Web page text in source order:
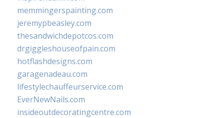
memmingerspainting.com
jeremypbeasley.com
thesandwichdepotcos.com
drgiggleshouseofpain.com
hotflashdesigns.com
garagenadeau.com
lifestylechauffeurservice.com
EverNewNails.com
insideoutdecoratingcentre.com